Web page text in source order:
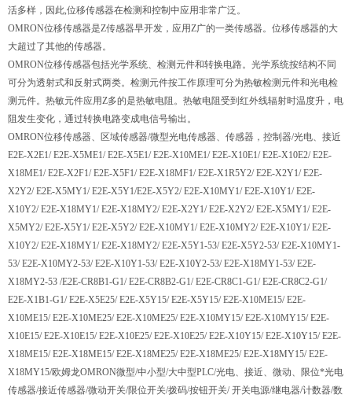
活多样，因此,位移传感器在检测和控制中应用非常广泛。
OMRON位移传感器是Z传感器早开发，应用Z广的一类传感器。位移传感器的大
大超过了其他的传感器。
OMRON位移传感器包括光学系统、检测元件和转换电路。光学系统按结构不同
可分为透射式和反射式两类。检测元件按工作原理可分为热敏检测元件和光电检
测元件。热敏元件应用Z多的是热敏电阻。热敏电阻受到红外线辐射时温度升，电
阻发生变化，通过转换电路变成电信号输出。
OMRON位移传感器、区域传感器/微型光电传感器、传感器，控制器/光电、接近
E2E-X2E1/ E2E-X5ME1/ E2E-X5E1/ E2E-X10ME1/ E2E-X10E1/ E2E-X10E2/ E2E-
X18ME1/ E2E-X2F1/ E2E-X5F1/ E2E-X18MF1/ E2E-X1R5Y2/ E2E-X2Y1/ E2E-
X2Y2/ E2E-X5MY1/ E2E-X5Y1/E2E-X5Y2/ E2E-X10MY1/ E2E-X10Y1/ E2E-
X10Y2/ E2E-X18MY1/ E2E-X18MY2/ E2E-X2Y1/ E2E-X2Y2/ E2E-X5MY1/ E2E-
X5MY2/ E2E-X5Y1/ E2E-X5Y2/ E2E-X10MY1/ E2E-X10MY2/ E2E-X10Y1/ E2E-
X10Y2/ E2E-X18MY1/ E2E-X18MY2/ E2E-X5Y1-53/ E2E-X5Y2-53/ E2E-X10MY1-
53/ E2E-X10MY2-53/ E2E-X10Y1-53/ E2E-X10Y2-53/ E2E-X18MY1-53/ E2E-
X18MY2-53 /E2E-CR8B1-G1/ E2E-CR8B2-G1/ E2E-CR8C1-G1/ E2E-CR8C2-G1/
E2E-X1B1-G1/ E2E-X5E25/ E2E-X5Y15/ E2E-X5Y15/ E2E-X10ME15/ E2E-
X10ME15/ E2E-X10ME25/ E2E-X10ME25/ E2E-X10MY15/ E2E-X10MY15/ E2E-
X10E15/ E2E-X10E15/ E2E-X10E25/ E2E-X10E25/ E2E-X10Y15/ E2E-X10Y15/ E2E-
X18ME15/ E2E-X18ME15/ E2E-X18ME25/ E2E-X18ME25/ E2E-X18MY15/ E2E-
X18MY15/欧姆龙OMRON微型/中小型/大中型PLC/光电、接近、微动、限位*光电
传感器/接近传感器/微动开关/限位开关/拨码/按钮开关/ 开关电源/继电器/计数器/数